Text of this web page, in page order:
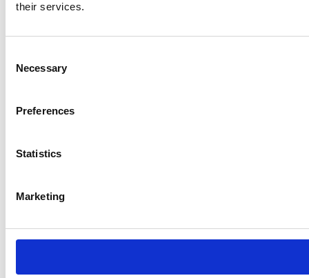
their services.
Selection
Necessary
Preferences
Statistics
Marketing